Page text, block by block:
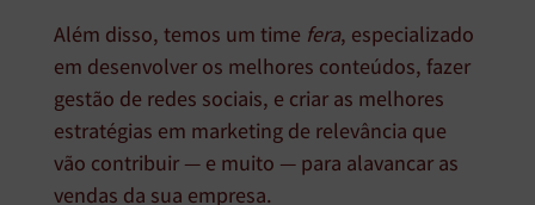
Além disso, temos um time fera, especializado
em desenvolver os melhores conteúdos, fazer
gestão de redes sociais, e criar as melhores
estratégias em marketing de relevância que
vão contribuir — e muito — para alavancar as
vendas da sua empresa.